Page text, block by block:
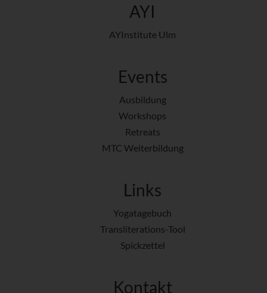
AYI
AYInstitute Ulm
Events
Ausbildung
Workshops
Retreats
MTC Weiterbildung
Links
Yogatagebuch
Transliterations-Tool
Spickzettel
Kontakt